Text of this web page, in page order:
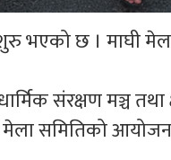
भएको छ । माघी
संरक्षण मञ्च तथा
मेला समितिको